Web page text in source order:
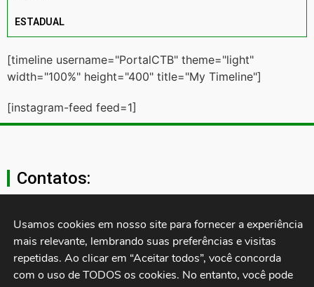
ESTADUAL
[timeline username="PortalCTB" theme="light"
width="100%" height="400" title="My Timeline"]
[instagram-feed feed=1]
Contatos:
secgeral@ctb.org.br
11 3874-0040
Rua Cardoso de Almeida, 1843, Sumaré São Paulo - SP -
Usamos cookies em nosso site para fornecer a experiência
mais relevante, lembrando suas preferências e visitas
repetidas. Ao clicar em “Aceitar todos”, você concorda
com o uso de TODOS os cookies. No entanto, você pode